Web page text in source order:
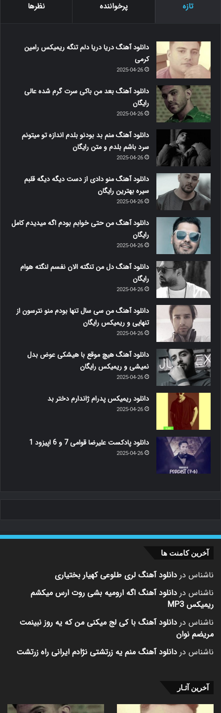
تازه پرخواننده نظرها
دانلود آهنگ دریا دریا دلم تنگه ریمیکس رامین
کرمی
2025-04-26
دانلود آهنگ بعد من باکی سرت گرم شده عالی
رایگان
2025-04-26
دانلود آهنگ منم بد بودنو بلدم اندازه تو میتونم
سرد باشم بلدم و متن رایگان
2025-04-26
دانلود آهنگ منو دادی از دست دیگه دیگه قلبم
سیره بهترین رایگان
2025-04-26
دانلود آهنگ من حتی خوابم بودم اگه میدیدم کامل
رایگان
2025-04-26
دانلود آهنگ دل من تنگته الان نفسم لنگته هوام
رایگان
2025-04-26
دانلود آهنگ من سی سال تنها بودم منو نترسون از
تنهایی و ریمیکس رایگان
2025-04-26
دانلود آهنگ هیچ موقع با هیشکی عوض بدل
نمیشی و ریمیکس رایگان
2025-04-26
دانلود ریمیکس پدرام ژاندارم دختر بد
2025-04-26
دانلود پادکست علیرضا قوامی 7 و 6 اپیزود 1
2025-04-26
آخرین کامنت ها
ناشناس در دانلود آهنگ لری طلوعی کهیار بختیاری
ناشناس در دانلود آهنگ اگه ارومیه بشی روت ارس میکشم
ریمیکس MP3
ناشناس در دانلود آهنگ با کی لج میکنی من که یه روز نبینمت
مریضم نوان
ناشناس در دانلود آهنگ منم یه زرتشتی نژادم ایرانی راه زرتشت
آخرین آثـار